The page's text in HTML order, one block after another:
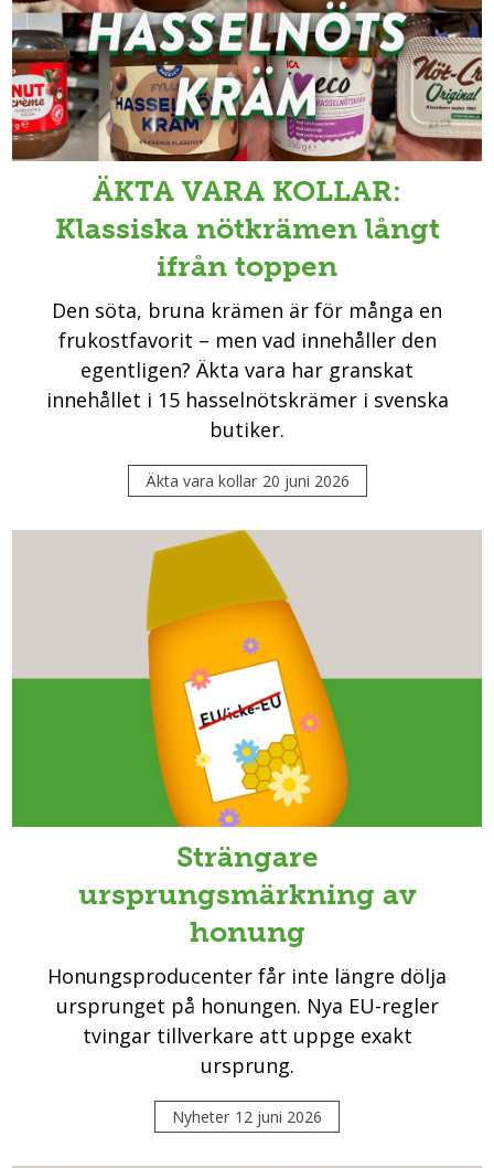
ÄKTA VARA KOLLAR:
Klassiska nötkrämen långt
ifrån toppen
Den söta, bruna krämen är för många en
frukostfavorit – men vad innehåller den
egentligen? Äkta vara har granskat
innehållet i 15 hasselnötskrämer i svenska
butiker.
Äkta vara kollar 20 juni 2026
Strängare
ursprungsmärkning av
honung
Honungsproducenter får inte längre dölja
ursprunget på honungen. Nya EU-regler
tvingar tillverkare att uppge exakt
ursprung.
Nyheter 12 juni 2026